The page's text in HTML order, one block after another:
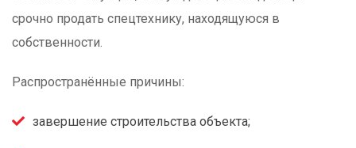
срочно продать спецтехнику, находящуюся в
собственности.
Распространённые причины:
завершение строительства объекта;